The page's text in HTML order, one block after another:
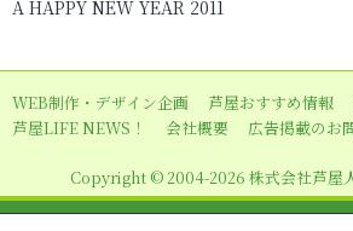
ビ
ー
シ
ン
A HAPPY NEW YEAR 2011
WEB制作・デザイン企画 芦屋おすすめ情報
芦屋LIFE NEWS！
会社概要 広告掲載のお
Copyright © 2004-2026 株式会社芦